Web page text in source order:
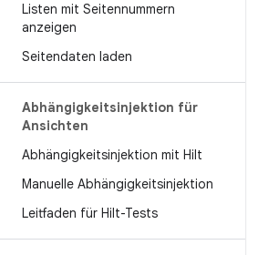
Listen mit Seitennummern
anzeigen
Seitendaten laden
Abhängigkeitsinjektion für
Ansichten
Abhängigkeitsinjektion mit Hilt
Manuelle Abhängigkeitsinjektion
Leitfaden für Hilt-Tests